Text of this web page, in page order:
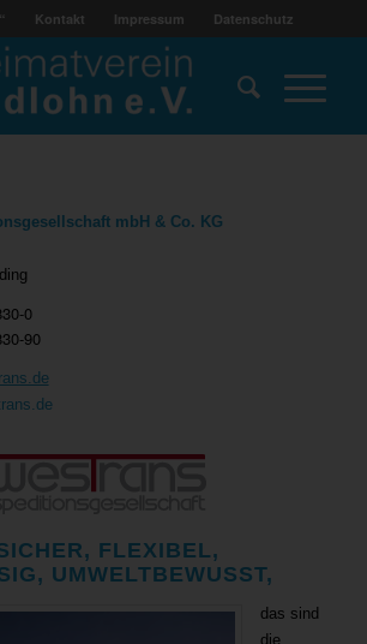
Kontakt Impressum Datenschutz
mbH & Co. KG
0
90
FLEXIBEL,
UMWELTBEWUSST,
das sind
die